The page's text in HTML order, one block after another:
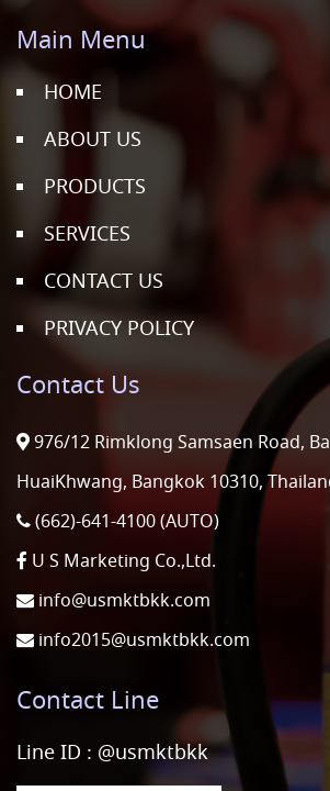
Main Menu
HOME
ABOUT US
PRODUCTS
SERVICES
CONTACT US
PRIVACY POLICY
Contact Us
976/12 Rimklong Samsaen Road,
HuaiKhwang, Bangkok 10310,
(662)-641-4100 (AUTO)
U S Marketing Co.,Ltd.
info@usmktbkk.com
info2015@usmktbkk.com
Contact Line
Line ID : @usmktbkk